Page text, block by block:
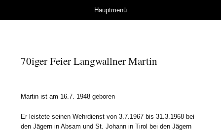
Herzlich Willkommen
bei der Kameradschaft
Hauptmenü
70iger Feier Langwallner Martin
Martin ist am 16.7. 1948 geboren
Er leistete seinen Wehrdienst von 3.7.1967 bis 31.3.1968 bei
den Jägern in Absam und St. Johann in Tirol bei den Jägern